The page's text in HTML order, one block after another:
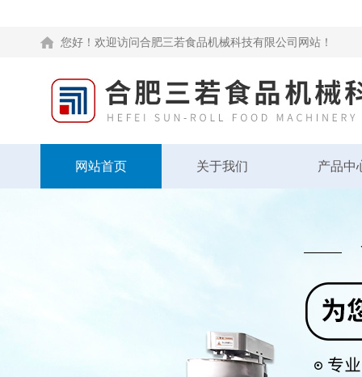
您好！欢迎访问合肥三若食品机械科技有限公司网站！
网站首页 关于我们 产品中